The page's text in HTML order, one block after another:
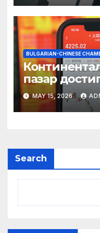
BULGARIAN-CHINESE
пазар
връх
MAY 15, 2026
Search